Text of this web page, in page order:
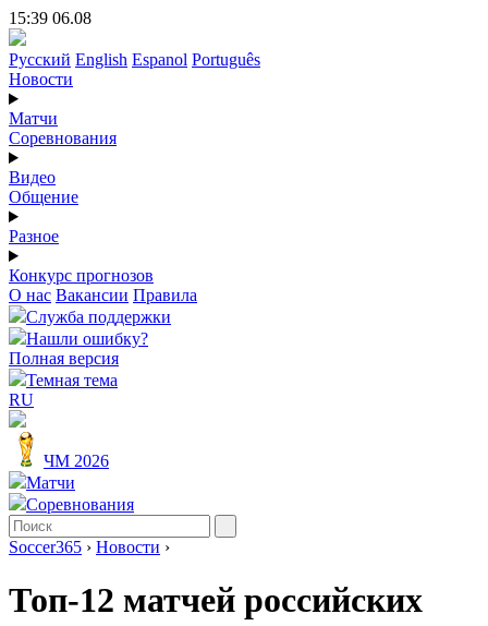
15:39 06.08
Русский English Espanol Português
Новости
Матчи
Соревнования
Видео
Общение
Разное
Конкурс прогнозов
О нас Вакансии Правила
Служба поддержки
Нашли ошибку?
Полная версия
Темная тема
RU
ЧМ 2026
Матчи
Соревнования
Soccer365 › Новости ›
Топ-12 матчей российских